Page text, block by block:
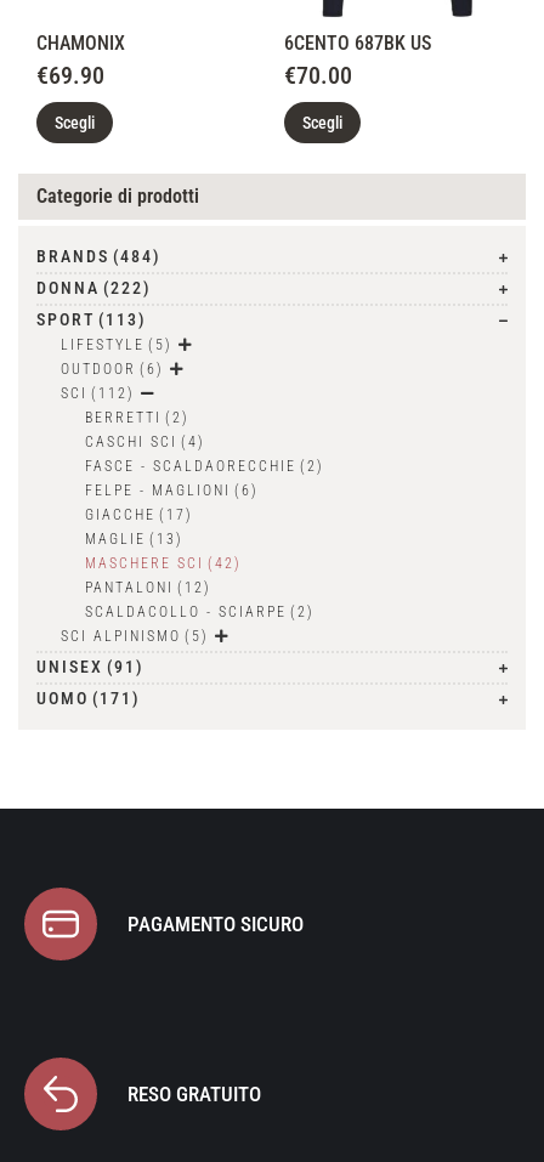
CHAMONIX
€69.90
Scegli
6CENTO 687BK US
€70.00
Scegli
Categorie di prodotti
BRANDS (484)
DONNA (222)
SPORT (113)
LIFESTYLE (5)
OUTDOOR (6)
SCI
(112)
BERRETTI
(2)
CASCHI SCI
(4)
FASCE - SCALDAORECCHIE (2)
FELPE - MAGLIONI
(6)
GIACCHE (17)
MAGLIE (13)
MASCHERE SCI
(42)
PANTALONI
(12)
SCALDACOLLO - SCIARPE (2)
SCI ALPINISMO (5)
UNISEX (91)
UOMO (171)
PAGAMENTO SICURO
RESO GRATUITO